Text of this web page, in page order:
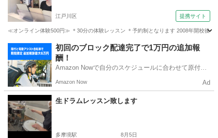
江戸川区 提携サイト
≪オンライン体験500円≫ ＊30分の体験レッスン ＊予約制となります 2008年開校後
ボーカル
初回のブロック配達完了で1万円の追加報
酬！
Amazon Nowで自分のスケジュールに合わせて原付や
う！
Amazon Now Ad
生ドラムレッスン致します
多摩境駅 8月5日